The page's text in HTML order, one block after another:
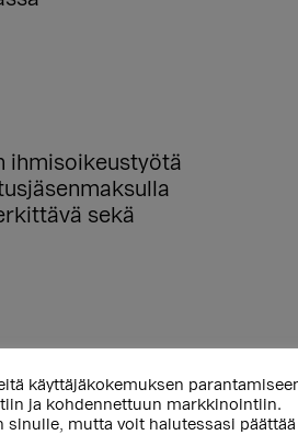
ihmisoikeustyötä
sekä
niiden toimintaa
käyttäjäkokemuksen
ja kohdennettuun markkinointiin.
sinulle, mutta voit halutessasi päättää